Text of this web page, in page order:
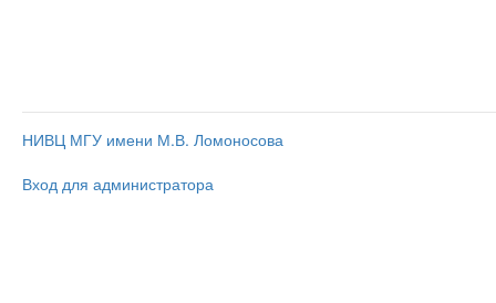
НИВЦ МГУ имени М.В. Ломоносова
Вход для администратора